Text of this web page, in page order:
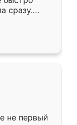
сразу.
к
Собрали
даже
не первый